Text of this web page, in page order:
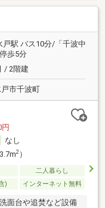
戸駅 バス10分/「千波中
歩5分
/ 2階建
市千波町
なし
2）
二人暮らし
) インターネット無料
面台や追焚など設備